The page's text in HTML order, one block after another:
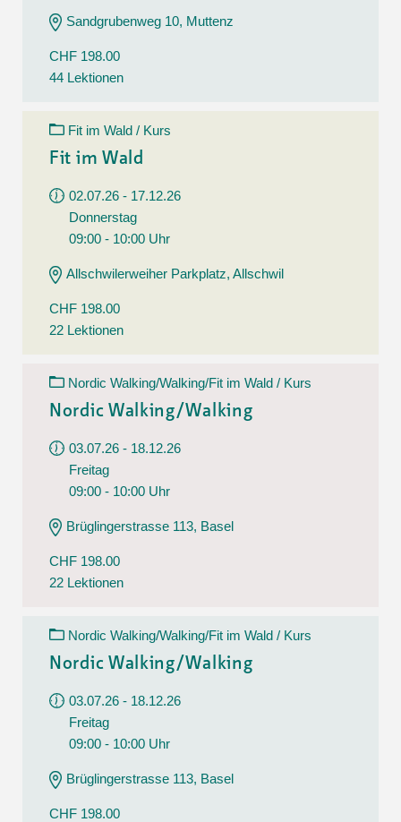
Sandgrubenweg 10, Muttenz
CHF 198.00
44 Lektionen
Fit im Wald / Kurs
Fit im Wald
02.07.26 - 17.12.26
Donnerstag
09:00 - 10:00 Uhr
Allschwilerweiher Parkplatz, Allschwil
CHF 198.00
22 Lektionen
Nordic Walking/Walking/Fit im Wald / Kurs
Nordic Walking/Walking
03.07.26 - 18.12.26
Freitag
09:00 - 10:00 Uhr
Brüglingerstrasse 113, Basel
CHF 198.00
22 Lektionen
Nordic Walking/Walking/Fit im Wald / Kurs
Nordic Walking/Walking
03.07.26 - 18.12.26
Freitag
09:00 - 10:00 Uhr
Brüglingerstrasse 113, Basel
CHF 198.00